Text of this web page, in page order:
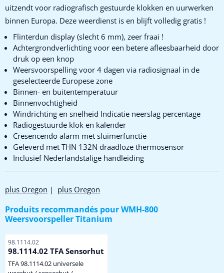
uitzendt voor radiografisch gestuurde klokken en uurwerken
binnen Europa. Deze weerdienst is en blijft volledig gratis !
Flinterdun display (slecht 6 mm), zeer fraai !
Achtergrondverlichting voor een betere afleesbaarheid door
druk op een knop
Weersvoorspelling voor 4 dagen via radiosignaal in de
geselecteerde Europese zone
Binnen- en buitentemperatuur
Binnenvochtigheid
Windrichting en snelheid Indicatie neerslag percentage
Radiogestuurde klok en kalender
Cresencendo alarm met sluimerfunctie
Geleverd met THN 132N draadloze thermosensor
Inclusief Nederlandstalige handleiding
plus Oregon | plus Oregon
Produits recommandés pourWMH-800
Weersvoorspeller Titanium
Référence
98.1114.02
98.1114.02 TFA Sensorhut
TFA 98.1114.02 universele